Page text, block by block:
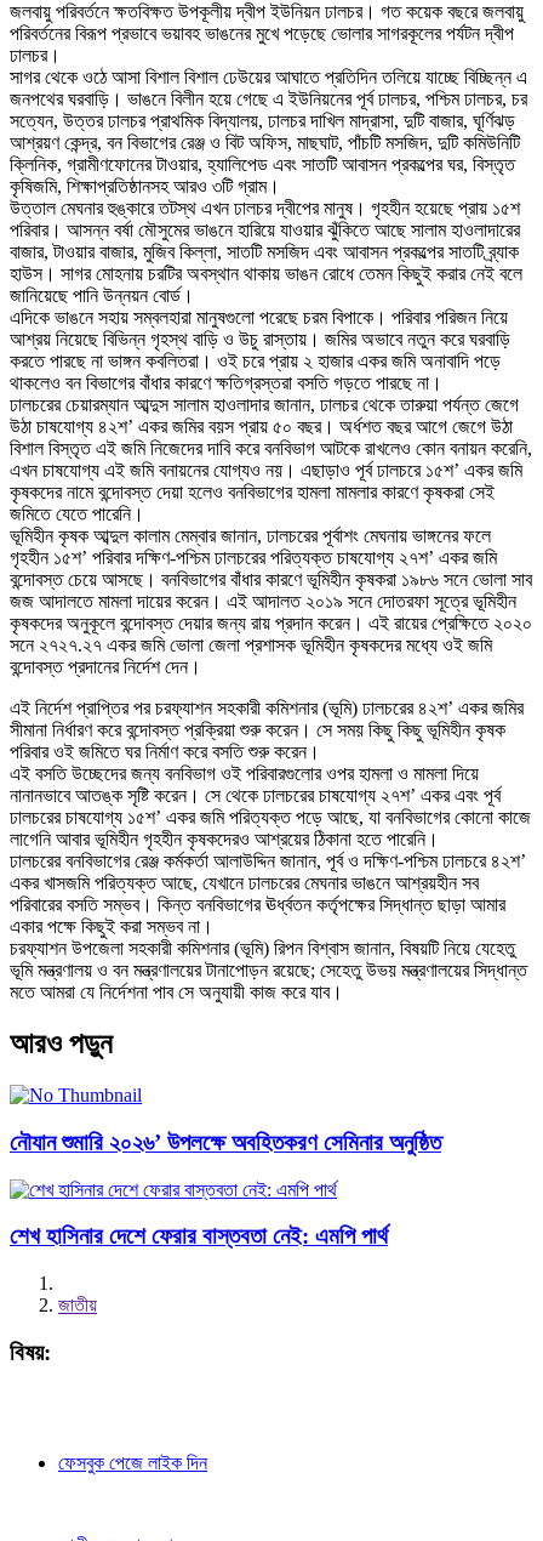
জলবায়ু পরিবর্তনে ক্ষতবিক্ষত উপকূলীয় দ্বীপ ইউনিয়ন ঢালচর। গত কয়েক বছরে জলবায়ু
পরিবর্তনের বিরূপ প্রভাবে ভয়াবহ ভাঙনের মুখে পড়েছে ভোলার সাগরকূলের পর্যটন দ্বীপ
ঢালচর।
সাগর থেকে ওঠে আসা বিশাল বিশাল ঢেউয়ের আঘাতে প্রতিদিন তলিয়ে যাচ্ছে বিচ্ছিন্ন এ
জনপথের ঘরবাড়ি। ভাঙনে বিলীন হয়ে গেছে এ ইউনিয়নের পূর্ব ঢালচর, পশ্চিম ঢালচর, চর
সত্যেন, উত্তর ঢালচর প্রাথমিক বিদ্যালয়, ঢালচর দাখিল মাদ্রাসা, দুটি বাজার, ঘূর্ণিঝড়
আশ্রয়ণ কেন্দ্র, বন বিভাগের রেঞ্জ ও বিট অফিস, মাছঘাট, পাঁচটি মসজিদ, দুটি কমিউনিটি
ক্লিনিক, গ্রামীণফোনের টাওয়ার, হ্যালিপেড এবং সাতটি আবাসন প্রকল্পের ঘর, বিস্তৃত
কৃষিজমি, শিক্ষাপ্রতিষ্ঠানসহ আরও ৩টি গ্রাম।
উত্তাল মেঘনার হুঙ্কারে তটস্থ এখন ঢালচর দ্বীপের মানুষ। গৃহহীন হয়েছে প্রায় ১৫শ
পরিবার। আসন্ন বর্ষা মৌসুমের ভাঙনে হারিয়ে যাওয়ার ঝুঁকিতে আছে সালাম হাওলাদারের
বাজার, টাওয়ার বাজার, মুজিব কিল্লা, সাতটি মসজিদ এবং আবাসন প্রকল্পের সাতটি ব্র্যাক
হাউস। সাগর মোহনায় চরটির অবস্থান থাকায় ভাঙন রোধে তেমন কিছুই করার নেই বলে
জানিয়েছে পানি উন্নয়ন বোর্ড।
এদিকে ভাঙনে সহায় সম্বলহারা মানুষগুলো পরেছে চরম বিপাকে। পরিবার পরিজন নিয়ে
আশ্রয় নিয়েছে বিভিন্ন গৃহস্থ বাড়ি ও উচু রাস্তায়। জমির অভাবে নতুন করে ঘরবাড়ি
করতে পারছে না ভাঙ্গন কবলিতরা। ওই চরে প্রায় ২ হাজার একর জমি অনাবাদি পড়ে
থাকলেও বন বিভাগের বাঁধার কারণে ক্ষতিগ্রস্তরা বসতি গড়তে পারছে না।
ঢালচরের চেয়ারম্যান আব্দুস সালাম হাওলাদার জানান, ঢালচর থেকে তারুয়া পর্যন্ত জেগে
উঠা চাষযোগ্য ৪২শ’ একর জমির বয়স প্রায় ৫০ বছর। অর্ধশত বছর আগে জেগে উঠা
বিশাল বিস্তৃত এই জমি নিজেদের দাবি করে বনবিভাগ আটকে রাখলেও কোন বনায়ন করেনি,
এখন চাষযোগ্য এই জমি বনায়নের যোগ্যও নয়। এছাড়াও পূর্ব ঢালচরে ১৫শ’ একর জমি
কৃষকদের নামে বন্দোবস্ত দেয়া হলেও বনবিভাগের হামলা মামলার কারণে কৃষকরা সেই
জমিতে যেতে পারেনি।
ভূমিহীন কৃষক আব্দুল কালাম মেম্বার জানান, ঢালচরের পূর্বাশং মেঘনায় ভাঙ্গনের ফলে
গৃহহীন ১৫শ’ পরিবার দক্ষিণ-পশ্চিম ঢালচরের পরিত্যক্ত চাষযোগ্য ২৭শ’ একর জমি
বন্দোবস্ত চেয়ে আসছে। বনবিভাগের বাঁধার কারণে ভূমিহীন কৃষকরা ১৯৮৬ সনে ভোলা সাব
জজ আদালতে মামলা দায়ের করেন। এই আদালত ২০১৯ সনে দোতরফা সূত্রে ভূমিহীন
কৃষকদের অনুকূলে বন্দোবস্ত দেয়ার জন্য রায় প্রদান করেন। এই রায়ের প্রেক্ষিতে ২০২০
সনে ২৭২৭.২৭ একর জমি ভোলা জেলা প্রশাসক ভূমিহীন কৃষকদের মধ্যে ওই জমি
বন্দোবস্ত প্রদানের নির্দেশ দেন।
এই নির্দেশ প্রাপ্তির পর চরফ্যাশন সহকারী কমিশনার (ভূমি) ঢালচরের ৪২শ’ একর জমির
সীমানা নির্ধারণ করে বন্দোবস্ত প্রক্রিয়া শুরু করেন। সে সময় কিছু কিছু ভূমিহীন কৃষক
পরিবার ওই জমিতে ঘর নির্মাণ করে বসতি শুরু করেন।
এই বসতি উচ্ছেদের জন্য বনবিভাগ ওই পরিবারগুলোর ওপর হামলা ও মামলা দিয়ে
নানানভাবে আতঙ্ক সৃষ্টি করেন। সে থেকে ঢালচরের চাষযোগ্য ২৭শ’ একর এবং পূর্ব
ঢালচরের চাষযোগ্য ১৫শ’ একর জমি পরিত্যক্ত পড়ে আছে, যা বনবিভাগের কোনো কাজে
লাগেনি আবার ভূমিহীন গৃহহীন কৃষকদেরও আশ্রয়ের ঠিকানা হতে পারেনি।
ঢালচরের বনবিভাগের রেঞ্জ কর্মকর্তা আলাউদ্দিন জানান, পূর্ব ও দক্ষিণ-পশ্চিম ঢালচরে ৪২শ’
একর খাসজমি পরিত্যক্ত আছে, যেখানে ঢালচরের মেঘনার ভাঙনে আশ্রয়হীন সব
পরিবারের বসতি সম্ভব। কিন্ত বনবিভাগের ঊর্ধ্বতন কর্তৃপক্ষের সিদ্ধান্ত ছাড়া আমার
একার পক্ষে কিছুই করা সম্ভব না।
চরফ্যাশন উপজেলা সহকারী কমিশনার (ভূমি) রিপন বিশ্বাস জানান, বিষয়টি নিয়ে যেহেতু
ভূমি মন্ত্রণালয় ও বন মন্ত্রণালয়ের টানাপোড়ন রয়েছে; সেহেতু উভয় মন্ত্রণালয়ের সিদ্ধান্ত
মতে আমরা যে নির্দেশনা পাব সে অনুযায়ী কাজ করে যাব।
আরও পড়ুন
নৌযান শুমারি ২০২৬’ উপলক্ষে অবহিতকরণ সেমিনার অনুষ্ঠিত
শেখ হাসিনার দেশে ফেরার বাস্তবতা নেই: এমপি পার্থ
জাতীয়
বিষয়:
ফেসবুক পেজে লাইক দিন